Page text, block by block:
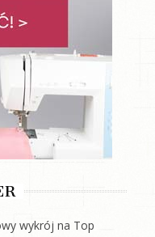
wykrój na Top